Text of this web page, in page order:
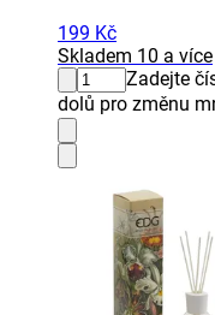
199 Kč
Skladem 10 a více
Zadejte
dolů pro změnu